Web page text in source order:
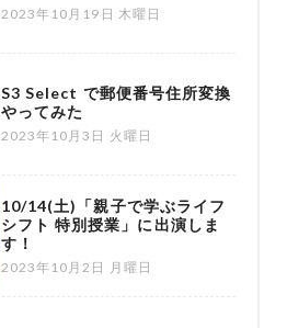
2023年10月19日 木曜日
S3 Select で郵便番号住所変換
やってみた
2023年10月3日 火曜日
10/14(土)「親子で学ぶライフ
シフト 特別授業」に出演しま
す！
2023年10月2日 月曜日